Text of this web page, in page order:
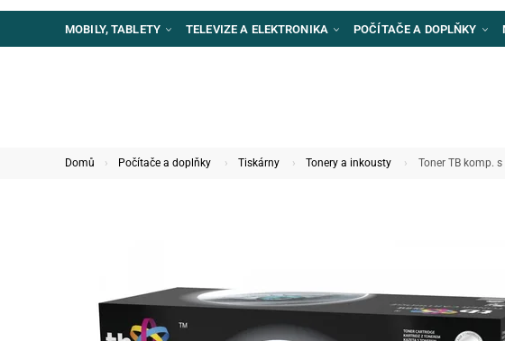
MOBILY, TABLETY TELEVIZE A ELEKTRONIKA POČÍTAČE A DOPLŇKY
Domů Počítače a doplňky Tiskárny Tonery a inkousty Toner TB komp.